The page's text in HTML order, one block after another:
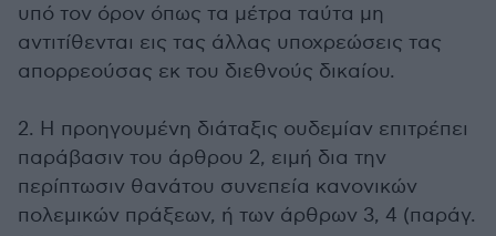
υπό τον όρον όπως τα μέτρα ταύτα μη
αντιτίθενται εις τας άλλας υποχρεώσεις τας
απορρεούσας εκ του διεθνούς δικαίου.
2. Η προηγουμένη διάταξις ουδεμίαν επιτρέπει
παράβασιν του άρθρου 2, ειμή δια την
περίπτωσιν θανάτου συνεπεία κανονικών
πολεμικών πράξεων, ή των άρθρων 3, 4 (παράγ.